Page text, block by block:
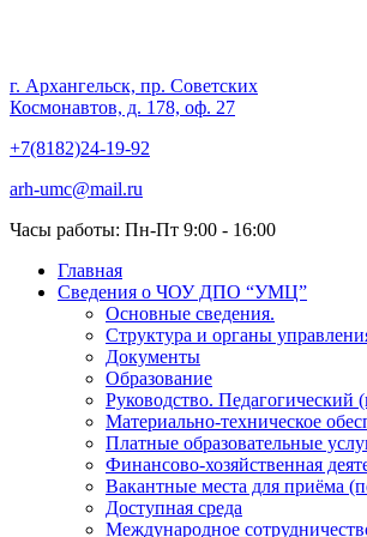
Частное
"Учебно-
г. Архангельск, пр. Советских
Космонавтов, д. 178, оф. 27
+7(8182)24-19-92
arh-umc@mail.ru
Часы работы: Пн-Пт 9:00 - 16:00
Главная
Сведения о ЧОУ ДПО “УМЦ”
Основные сведения.
Структура и органы
Документы
Образование
Руководство. Педагогический
Материально-техническое
Платные образовательные
Финансово-хозяйственная
Вакантные места для приёма
Доступная среда
Международное